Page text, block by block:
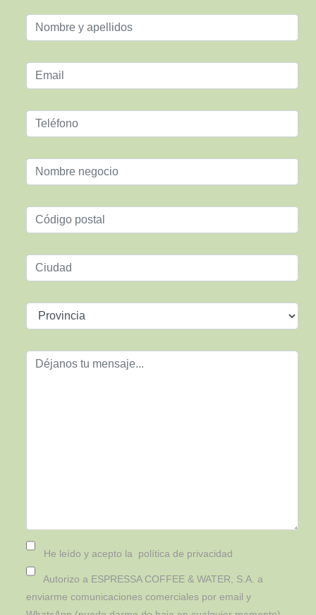
He leído y acepto la política de privacidad
Autorizo a ESPRESSA COFFEE & WATER, S.A. a
enviarme comunicaciones comerciales por email y